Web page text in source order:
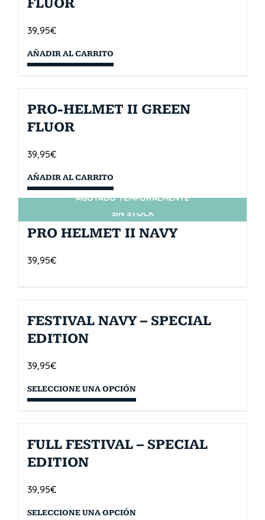
FLUOR
39,95€
AÑADIR AL CARRITO
PRO-HELMET II GREEN
FLUOR
39,95€
AÑADIR AL CARRITO
SIN STOCK
AGOTADO TEMPORALMENTE
PRO HELMET II NAVY
39,95€
FESTIVAL NAVY – SPECIAL
EDITION
39,95€
SELECCIONE UNA OPCIÓN
FULL FESTIVAL – SPECIAL
EDITION
39,95€
SELECCIONE UNA OPCIÓN